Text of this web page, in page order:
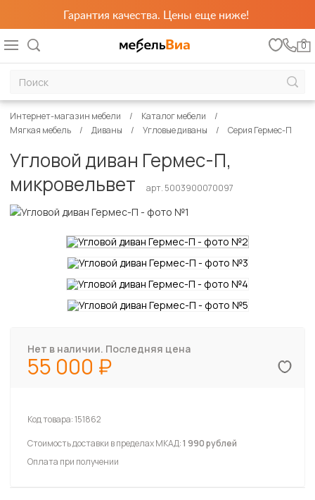
Гарантия качества. Цены еще ниже!
0
Интернет-магазин мебели
Каталог мебели
Мягкая мебель
Диваны Угловые диваны Серия Гермес-П
Угловой диван Гермес-П,
микровельвет
арт. 5003900070097
Нет в наличии. Последняя цена
55 000
Код товара:151862
Стоимость доставки в пределах МКАД:1 990 рублей
Оплата при получении